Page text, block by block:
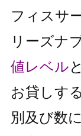
フィスサ
リーズナ
値レベルと
お貸しす
別及び数